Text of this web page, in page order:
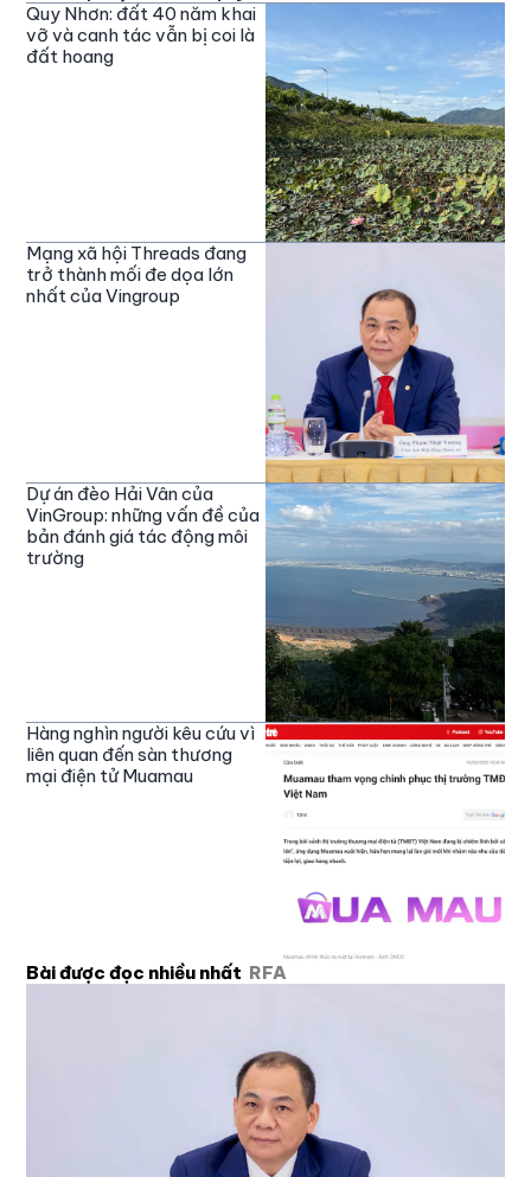
Quy Nhơn: đất 40 năm khai
vỡ và canh tác vẫn bị coi là
đất hoang
Mạng xã hội Threads đang
trở thành mối đe dọa lớn
nhất của Vingroup
Dự án đèo Hải Vân của
VinGroup: những vấn đề của
bản đánh giá tác động môi
trường
Hàng nghìn người kêu cứu vì
liên quan đến sàn thương
mại điện tử Muamau
Bài được đọc nhiều nhất RFA